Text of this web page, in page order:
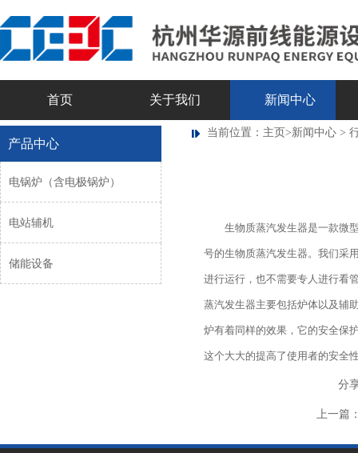
首页 关于我们 新闻中心
产品中心
电锅炉（含电极锅炉）
电站辅机
储能设备
当前位置： 主页 >新闻中心 >
生物质蒸汽发生器是一款微
号的生物质蒸汽发生器。我们采
进行运行，也不需要专人进行看
蒸汽发生器主要包括炉体以及辅
炉有着同样的效果，它的安全保
这个大大的提高了使用者的安全
分
上一篇